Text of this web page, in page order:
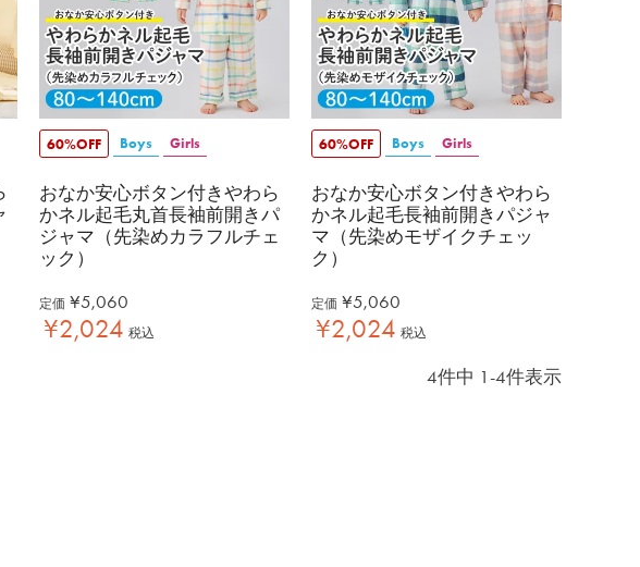
60%OFF Boys Girls
おなか安心ボタン付きやわら
かネル起毛丸首長袖前開きパ
ジャマ（先染めカラフルチェ
ック）
定価 ¥5,060
¥2,024 税込
60%OFF Boys Girls
おなか安心ボタン付きやわら
かネル起毛長袖前開きパジャ
マ（先染めモザイクチェッ
ク）
定価 ¥5,060
¥2,024 税込
4件中 1 -4件表示